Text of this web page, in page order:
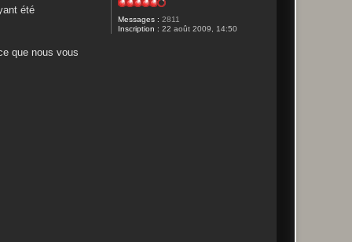
Messages : 2811
Inscription : 22 août 2009, 14:50
été
que nous vous